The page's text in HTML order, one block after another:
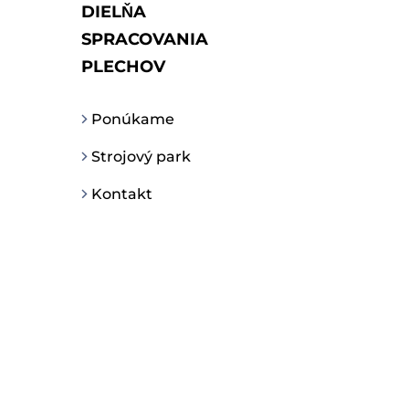
DIELŇA
SPRACOVANIA
PLECHOV
Ponúkame
Strojový park
Kontakt